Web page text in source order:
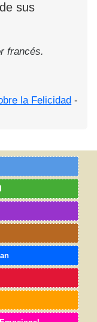
sus
francés.
la Felicidad -